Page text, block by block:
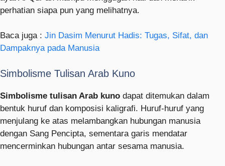
perhatian siapa pun yang melihatnya.
Baca juga : Jin Dasim Menurut Hadis: Tugas, Sifat, dan
Dampaknya pada Manusia
Simbolisme Tulisan Arab Kuno
Simbolisme tulisan Arab kuno dapat ditemukan dalam
bentuk huruf dan komposisi kaligrafi. Huruf-huruf yang
menjulang ke atas melambangkan hubungan manusia
dengan Sang Pencipta, sementara garis mendatar
mencerminkan hubungan antar sesama manusia.